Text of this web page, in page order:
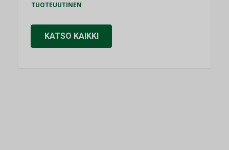
TUOTEUUTINEN
KATSO KAIKKI